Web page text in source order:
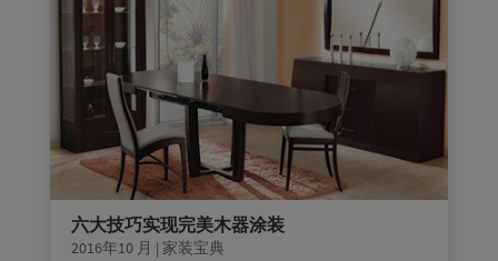
六大技巧实现完美木器涂装
2016年10 月 | 家装宝典